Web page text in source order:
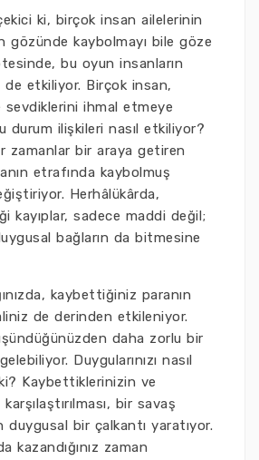
ki, birçok insan ailelerinin
gözünde kaybolmayı bile göze
bu oyun insanların
de etkiliyor. Birçok insan,
ihmal etmeye
durum ilişkileri nasıl etkiliyor?
zamanlar bir araya getiren
etrafında kaybolmuş
Herhâlükârda,
kayıplar, sadece maddi değil;
bağların da bitmesine
kaybettiğiniz paranın
de derinden etkileniyor.
daha zorlu bir
Duygularınızı nasıl
Kaybettiklerinizin ve
karşılaştırılması, bir savaş
duygusal bir çalkantı yaratıyor.
kazandığınız zaman